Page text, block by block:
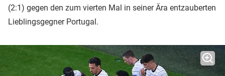
(2:1) gegen den zum vierten Mal in seiner Ära entzauberten
Lieblingsgegner Portugal.